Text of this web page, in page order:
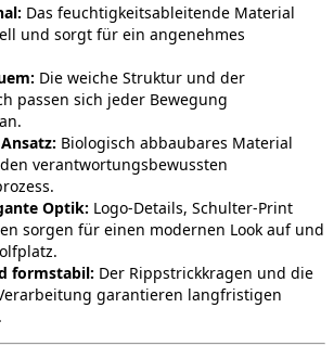
Das feuchtigkeitsableitende Material
und sorgt für ein angenehmes
Die weiche Struktur und der
passen sich jeder Bewegung
Biologisch abbaubares Material
verantwortungsbewussten
Optik: Logo‑Details, Schulter‑Print
sorgen für einen modernen Look auf und
formstabil: Der Rippstrickkragen und die
garantieren langfristigen